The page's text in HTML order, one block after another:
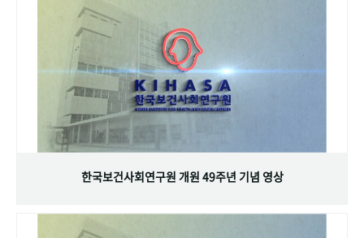
기록물 아카이브
사진 아카이브 문서 기록물 행정박물 영상 기록물
주년 기념
성과 50선 숫자로 보는 50년
VR 역사관
한국보건사회연구원 개원 49주년 기념 영상